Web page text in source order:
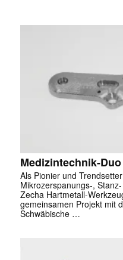
Medizintechnik-
Als Pionier und
Mikrozerspanungs-,
Zecha Hartmetall-
gemeinsamen Projekt mit
Schwäbische …